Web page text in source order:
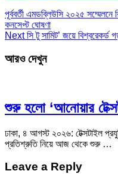
পূর্ববর্তী এমডব্লিউসি ২০২৫ সম্মেলনে
কনসেপ্ট ঘোষণা
Nextসি টু সামিট’ জয়ে বিশ্বরেকর্ড
আরও দেখুন
শুরু হলো ‘আনোয়ার
ঢাকা, ৪ আগস্ট ২০২৬: টেক্সটাইল
প্রতিশ্রুতি নিয়ে আজ থেকে শুরু …
Leave a Reply